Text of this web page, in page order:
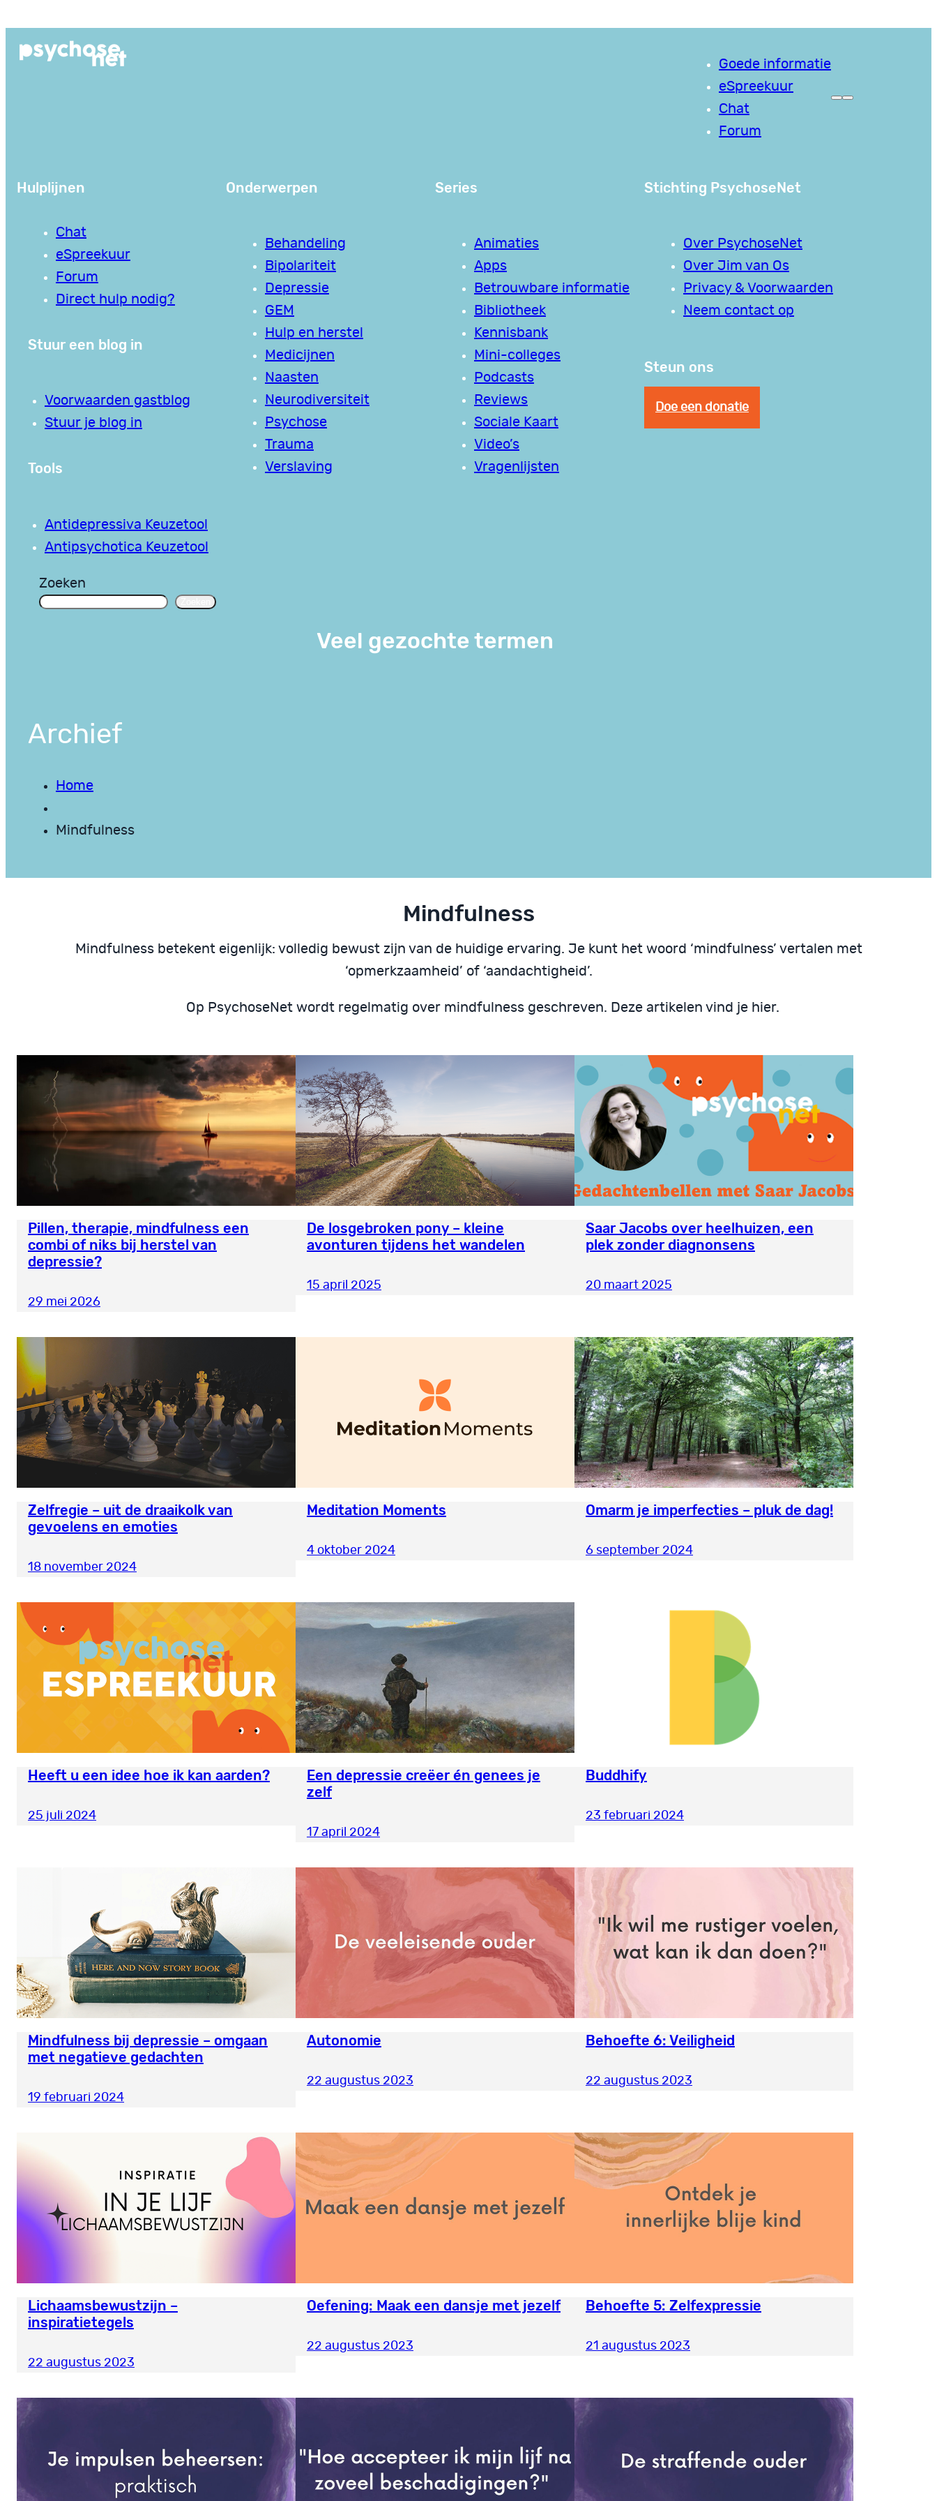
de
Goede informatie
eSpreekuur
Chat
Forum
Hulplijnen
Chat
eSpreekuur
Forum
Direct hulp nodig?
Stuur een blog in
Voorwaarden gastblog
Stuur je blog in
Tools
Antidepressiva Keuzetool
Antipsychotica Keuzetool
Onderwerpen
Behandeling
Bipolariteit
Depressie
GEM
Hulp en herstel
Medicijnen
Naasten
Neurodiversiteit
Psychose
Trauma
Verslaving
Series
Animaties
Apps
Betrouwbare informatie
Bibliotheek
Kennisbank
Mini-colleges
Podcasts
Reviews
Sociale Kaart
Video’s
Vragenlijsten
Stichting PsychoseNet
Over PsychoseNet
Over Jim van Os
Privacy & Voorwaarden
Neem contact op
Steun ons
Doe een donatie
Zoeken
Veel gezochte termen
Archief
Home
Mindfulness
Mindfulness
Mindfulness betekent eigenlijk: volledig bewust zijn van de huidige ervaring. Je kunt het woord ‘mindfulness’ vertalen met
‘opmerkzaamheid’ of ‘aandachtigheid’.
Op PsychoseNet wordt regelmatig over mindfulness geschreven. Deze artikelen vind je hier.
Pillen, therapie, mindfulness een
combi of niks bij herstel van
depressie?
29 mei 2026
De losgebroken pony – kleine
avonturen tijdens het wandelen
15 april 2025
Saar Jacobs over heelhuizen, een
plek zonder diagnonsens
20 maart 2025
Zelfregie – uit de draaikolk van
gevoelens en emoties
18 november 2024
Meditation Moments
4 oktober 2024
Omarm je imperfecties – pluk de dag!
6 september 2024
Heeft u een idee hoe ik kan aarden?
25 juli 2024
Een depressie creëer én genees je
zelf
17 april 2024
Buddhify
23 februari 2024
Mindfulness bij depressie – omgaan
met negatieve gedachten
19 februari 2024
Autonomie
22 augustus 2023
Behoefte 6: Veiligheid
22 augustus 2023
Lichaamsbewustzijn –
inspiratietegels
22 augustus 2023
Oefening: Maak een dansje met jezelf
22 augustus 2023
Behoefte 5: Zelfexpressie
21 augustus 2023